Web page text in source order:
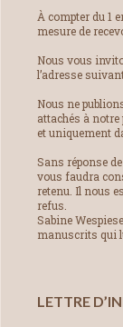
À compter du 1
mesure de
Nous vous
l’adresse
Nous ne
attachés à notre
et uniquement
Sans réponse
vous faudra
retenu. Il nous
refus.
Sabine
manuscrits qui
LETTRE